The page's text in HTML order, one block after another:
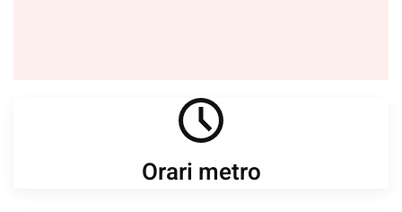
Orari metro